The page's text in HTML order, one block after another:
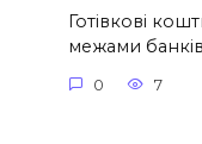
Готівкові
межами
0 7